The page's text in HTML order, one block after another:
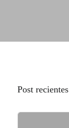
Post recientes